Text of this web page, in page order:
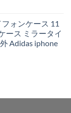
ォンケース 11
ース ミラータイ
Adidas iphone